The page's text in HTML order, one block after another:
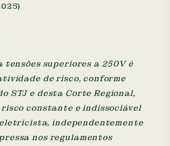
tensões superiores a 250V é
de risco, conforme
STJ e desta Corte Regional,
constante e indissociável
independentemente
nos regulamentos